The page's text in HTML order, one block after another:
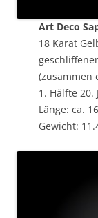
Art Deco
18 Karat
(zusammen
1. Hälfte
Länge: ca.
Gewicht: